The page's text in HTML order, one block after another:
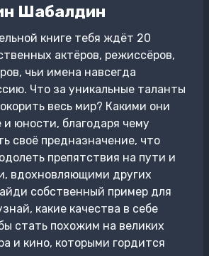
Шабалдин
книге тебя ждёт 20
актёров, режиссёров,
чьи имена навсегда
Что за уникальные таланты
весь мир? Какими они
юности, благодаря чему
своё предназначение, что
препятствия на пути и
вдохновляющими других
собственный пример для
какие качества в себе
стать похожим на великих
и кино, которыми гордится